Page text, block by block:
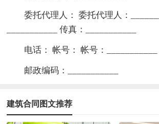
委托代理人： 委托代理人：
传真：
电话： 帐号： 帐号：
邮政编码：
建筑合同图文推荐